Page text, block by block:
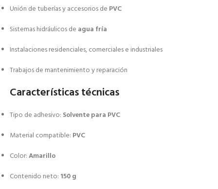
Unión de tuberías y accesorios de PVC
Sistemas hidráulicos de agua fría
Instalaciones residenciales, comerciales e industriales
Trabajos de mantenimiento y reparación
Características técnicas
Tipo de adhesivo: Solvente para PVC
Material compatible: PVC
Color:Amarillo
Contenido neto: 150 g